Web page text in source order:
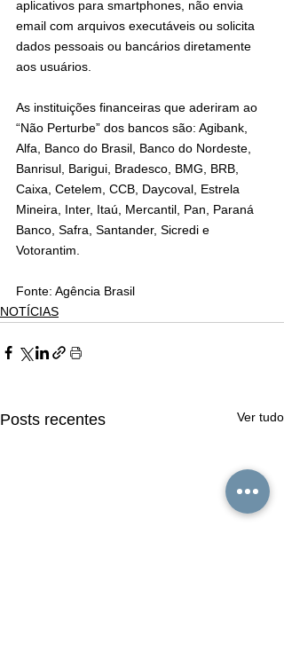
aplicativos para smartphones, não envia
email com arquivos executáveis ou solicita
dados pessoais ou bancários diretamente
aos usuários.
As instituições financeiras que aderiram ao
“Não Perturbe” dos bancos são: Agibank,
Alfa, Banco do Brasil, Banco do Nordeste,
Banrisul, Barigui, Bradesco, BMG, BRB,
Caixa, Cetelem, CCB, Daycoval, Estrela
Mineira, Inter, Itaú, Mercantil, Pan, Paraná
Banco, Safra, Santander, Sicredi e
Votorantim.
Fonte: Agência Brasil
NOTÍCIAS
Posts recentes Ver tudo